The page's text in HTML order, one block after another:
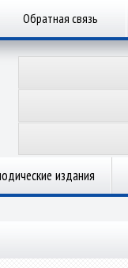
Обратная связь
издания